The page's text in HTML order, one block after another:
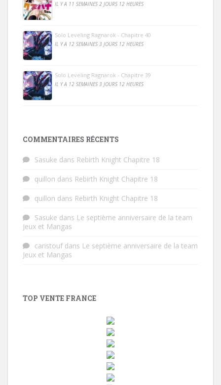
IL Y A 11 SEMAINES 2 JOURS 12 HEURES
Solo Leveling Ragnarok - Chapitre 40
IL Y A 12 SEMAINES 3 JOURS 12 HEURES
Solo Leveling Ragnarok - Chapitre 39
IL Y A 12 SEMAINES 3 JOURS 12 HEURES
COMMENTAIRES RÉCENTS
Sasuke dans Rebirth Knight Chapitre 18
quillon dans Rebirth Knight Chapitre 18
quillon dans Rebirth Knight Chapitre 18
Sasuke dans Le septième anniversaire de la team
Jeux et Mangas
caristoufdans Le septième anniversaire de la team
Jeux et Mangas
TOP VENTE FRANCE